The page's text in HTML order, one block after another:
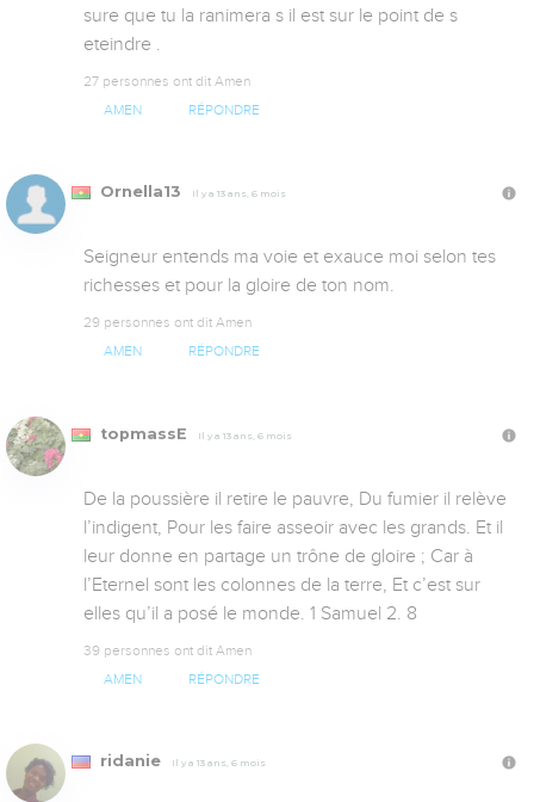
sure que tu la ranimera s il est sur le point de s
eteindre .
27 personnes ont dit Amen
AMEN RÉPONDRE
Ornella13 Il y a 13 ans, 6 mois
Seigneur entends ma voie et exauce moi selon tes
richesses et pour la gloire de ton nom.
29 personnes ont dit Amen
AMEN RÉPONDRE
topmassE Il y a 13 ans, 6 mois
De la poussière il retire le pauvre, Du fumier il relève
l’indigent, Pour les faire asseoir avec les grands. Et il
leur donne en partage un trône de gloire ; Car à
l’Eternel sont les colonnes de la terre, Et c’est sur
elles qu’il a posé le monde. 1 Samuel 2. 8
39 personnes ont dit Amen
AMEN RÉPONDRE
ridanie Il y a 13 ans, 6 mois